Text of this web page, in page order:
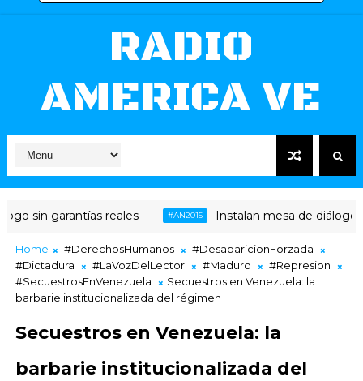
RADIO
AMERICA VE
sin garantías reales #AN2015 Instalan mesa de diálogo
Home #DerechosHumanos
#DesaparicionForzada
#Dictadura
#LaVozDelLector #Maduro
#Represion
#SecuestrosEnVenezuela
Secuestros en Venezuela: la
barbarie institucionalizada del régimen
Secuestros en Venezuela: la
barbarie institucionalizada del